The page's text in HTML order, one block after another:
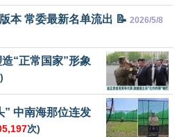
本 常委最新名单流出 📝 2026/5/8
“正常国家”形象
” 中南海那位连发
次)